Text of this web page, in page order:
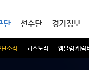
단
단소식 히스토리 엠블럼 캐릭
선수단 경기정보